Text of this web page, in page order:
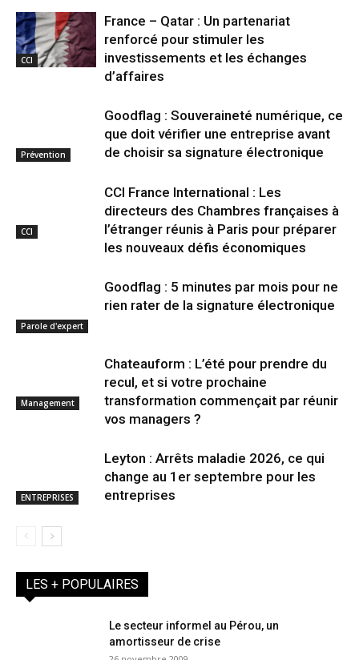
CCI
France – Qatar : Un partenariat
renforcé pour stimuler les
investissements et les échanges
d’affaires
Prévention
Goodflag : Souveraineté numérique, ce
que doit vérifier une entreprise avant
de choisir sa signature électronique
CCI
CCI France International : Les
directeurs des Chambres françaises à
l’étranger réunis à Paris pour préparer
les nouveaux défis économiques
Parole d'expert
Goodflag : 5 minutes par mois pour ne
rien rater de la signature électronique
Management
Chateauform : L’été pour prendre du
recul, et si votre prochaine
transformation commençait par réunir
vos managers ?
ENTREPRISES
Leyton : Arrêts maladie 2026, ce qui
change au 1er septembre pour les
entreprises
LES + POPULAIRES
Le secteur informel au Pérou, un
amortisseur de crise